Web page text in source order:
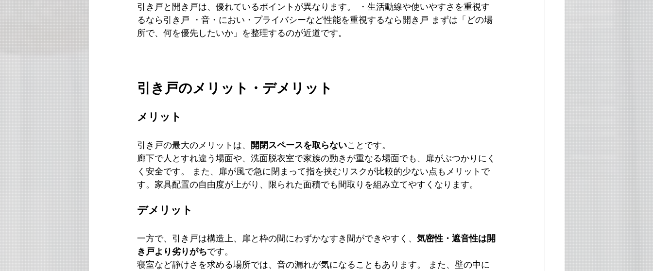
引き戸と開き戸は、優れているポイントが異なります。 ・生活動線や使いやすさを重視す
るなら引き戸 ・音・におい・プライバシーなど性能を重視するなら開き戸 まずは「どの場
所で、何を優先したいか」を整理するのが近道です。
引き戸のメリット・デメリット
メリット
引き戸の最大のメリットは、 開閉スペースを取らないことです。
廊下で人とすれ違う場面や、洗面脱衣室で家族の動きが重なる場面でも、扉がぶつかりにく
く安全です。 また、扉が風で急に閉まって指を挟むリスクが比較的少ない点もメリットで
す。家具配置の自由度が上がり、限られた面積でも間取りを組み立てやすくなります。
デメリット
一方で、引き戸は構造上、扉と枠の間にわずかなすき間ができやすく、 気密性・遮音性は開
き戸より劣りがちです。
寝室など静けさを求める場所では、音の漏れが気になることもあります。 また、壁の中に